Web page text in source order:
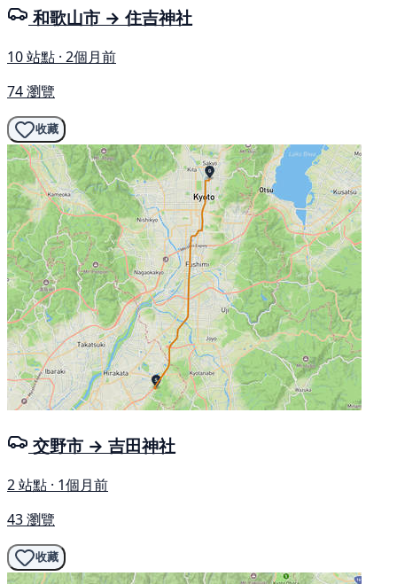
和歌山市 → 住吉神社
10 站點 · 2個月前
74 瀏覽
收藏
交野市 → 吉田神社
2 站點 · 1個月前
43 瀏覽
收藏